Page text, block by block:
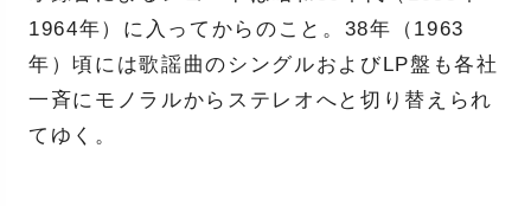
1964年）に入ってからのこと。38年（1963
年）頃には歌謡曲のシングルおよびLP盤も各社
一斉にモノラルからステレオへと切り替えられ
てゆく。